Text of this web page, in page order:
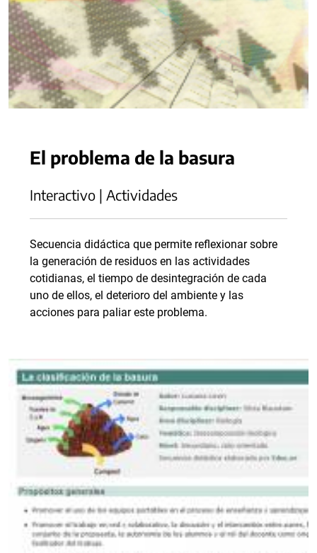
El problema de la basura
Interactivo | Actividades
Secuencia didáctica que permite reflexionar sobre
la generación de residuos en las actividades
cotidianas, el tiempo de desintegración de cada
uno de ellos, el deterioro del ambiente y las
acciones para paliar este problema.